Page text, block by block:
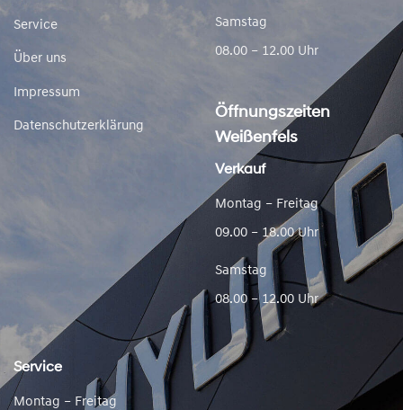
Service
Über uns
Impressum
Datenschutzerklärung
Samstag
08.00 – 12.00 Uhr
Öffnungszeiten
Weißenfels
Verkauf
Montag – Freitag
09.00 – 18.00 Uhr
Samstag
08.00 – 12.00 Uhr
Service
Montag – Freitag